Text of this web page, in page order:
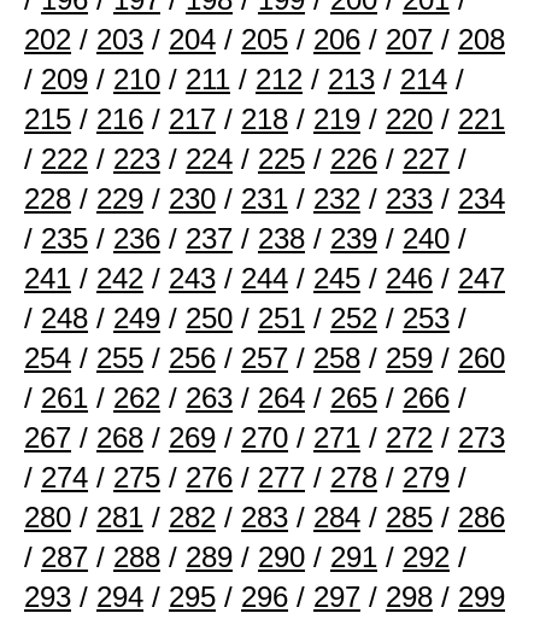
202 / 203 / 204 / 205 / 206 / 207 / 208
/ 209 / 210 / 211 / 212 / 213 / 214 /
215 / 216 / 217 / 218 / 219 / 220 / 221
/ 222 / 223 / 224 / 225 / 226 / 227 /
228 / 229 / 230 / 231 / 232 / 233 / 234
/ 235 / 236 / 237 / 238 / 239 / 240 /
241 / 242 / 243 / 244 / 245 / 246 / 247
/ 248 / 249 / 250 / 251 / 252 / 253 /
254 / 255 / 256 / 257 / 258 / 259 / 260
/ 261 / 262 / 263 / 264 / 265 / 266 /
267 / 268 / 269 / 270 / 271 / 272 / 273
/ 274 / 275 / 276 / 277 / 278 / 279 /
280 / 281 / 282 / 283 / 284 / 285 / 286
/ 287 / 288 / 289 / 290 / 291 / 292 /
293 / 294 / 295 / 296 / 297 / 298 / 299